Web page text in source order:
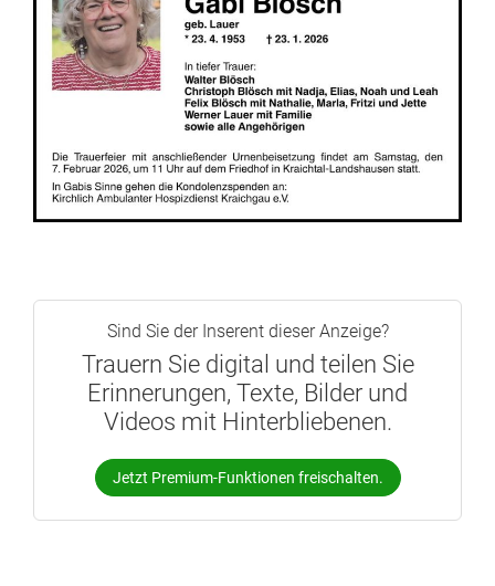
Sind Sie der Inserent dieser Anzeige?
Trauern Sie digital und teilen Sie
Erinnerungen, Texte, Bilder und
Videos mit Hinterbliebenen.
Jetzt Premium-Funktionen freischalten.